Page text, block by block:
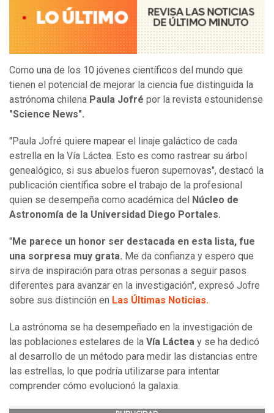
Como una de los 10 jóvenes científicos del mundo que
tienen el potencial de mejorar la ciencia fue distinguida la
astrónoma chilena Paula Jofré por la revista estounidense
"Science News".
"Paula Jofré quiere mapear el linaje galáctico de cada
estrella en la Vía Láctea. Esto es como rastrear su árbol
genealógico, si sus abuelos fueron supernovas", destacó la
publicación científica sobre el trabajo de la profesional
quien se desempeña como académica del
Núcleo de
Astronomía de la Universidad Diego Portales.
" Me parece un honor ser destacada en esta lista, fue
una sorpresa muy grata. Me da confianza y espero que
sirva de inspiración para otras personas a seguir pasos
diferentes para avanzar en la investigación", expresó Jofre
sobre sus distinción en Las Últimas Noticias.
La astrónoma se ha desempeñado en la investigación de
las poblaciones estelares de la Vía Láctea y se ha dedicó
al desarrollo de un método para medir las distancias entre
las estrellas, lo que podría utilizarse para intentar
comprender cómo evolucionó la galaxia.